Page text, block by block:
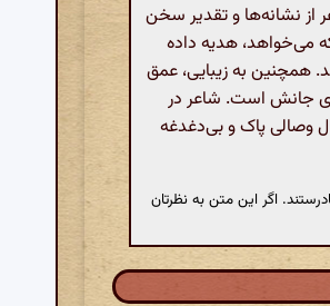
نشانه‌ها و تقدیر سخن
می‌خواهد، هدیه داده
همچنین به زیبایی، عمق
جانش است. شاعر در
وصالی پاک و بی‌دغدغه
اگر این متن به نظرتان